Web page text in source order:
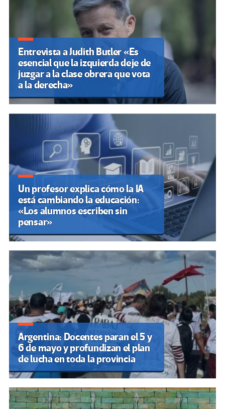
Entrevista a Judith Butler «Es
esencial que la izquierda deje de
juzgar a la clase obrera que vota
a la derecha»
Un profesor explica cómo la IA
está cambiando la educación:
«Los alumnos escriben sin
pensar»
Argentina: Docentes paran el 5 y
6 de mayo y profundizan el plan
de lucha en toda la provincia